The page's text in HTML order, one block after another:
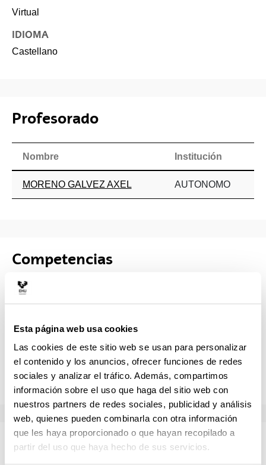
Esta página web usa cookies
Las cookies de este sitio web se usan para personalizar
el contenido y los anuncios, ofrecer funciones de redes
sociales y analizar el tráfico. Además, compartimos
información sobre el uso que haga del sitio web con
nuestros partners de redes sociales, publicidad y análisis
web, quienes pueden combinarla con otra información
que les haya proporcionado o que hayan recopilado a
partir del uso que haya hecho de sus servicios.
Virtual
IDIOMA
Castellano
Profesorado
Nombre Institución
MORENO GALVEZ AXEL AUTONOMO
Competencias
-Comunica de manera eficaz las acciones de promoción
de la salud, utilizando técnicas y tecnologías adecuadas
diseña actuaciones para la facilitación de grupos en el
ámbito de la Promoción de la Salud y Salud Comunitaria-
Conoce métodos y técnicas para la dinamización de
redes de trabajo en el ámbito de la Promoción de la
Salud y Salud Comunitaria
Temario y Bibliografía